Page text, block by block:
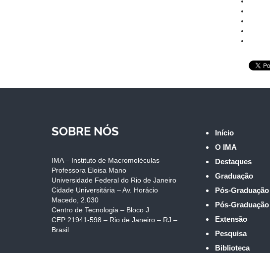
SOBRE NÓS
IMA – Instituto de Macromoléculas
Professora Eloisa Mano
Universidade Federal do Rio de Janeiro
Cidade Universitária – Av. Horácio
Macedo, 2.030
Centro de Tecnologia – Bloco J
CEP 21941-598 – Rio de Janeiro – RJ –
Brasil
Início
O IMA
Destaques
Graduação
Pós-
Pós-
Extensão
Pesquisa
Biblioteca